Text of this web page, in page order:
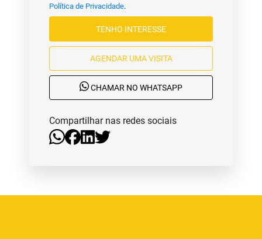
Política de Privacidade.
TENHO INTERESSE
AGENDAR UMA VISITA
CHAMAR NO WHATSAPP
Compartilhar nas redes sociais